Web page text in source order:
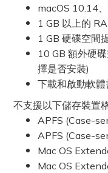
macOS 10.14
1 GB 以上的
1 GB 硬碟空間
10 GB 額外硬
擇是否安裝)
下載和啟動軟
不支援以下儲存裝置
APFS (Case-
APFS (Case-
Mac OS
Mac OS